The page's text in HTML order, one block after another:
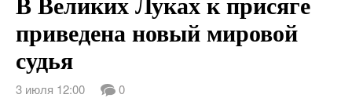
Слово Дело
Народные
приведена новый мировой
судья
3 июля 12:00 0